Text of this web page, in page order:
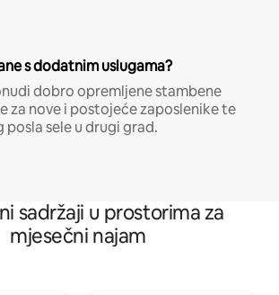
s dodatnim uslugama?
dobro opremljene stambene
za nove i postojeće zaposlenike te
posla sele u drugi grad.
sadržaji u prostorima za
mjesečni najam